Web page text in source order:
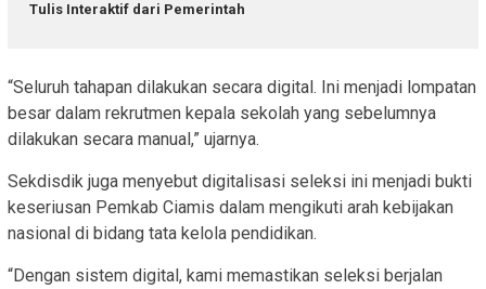
Tulis Interaktif dari Pemerintah
“Seluruh tahapan dilakukan secara digital. Ini menjadi lompatan
besar dalam rekrutmen kepala sekolah yang sebelumnya
dilakukan secara manual,” ujarnya.
Sekdisdik juga menyebut digitalisasi seleksi ini menjadi bukti
keseriusan Pemkab Ciamis dalam mengikuti arah kebijakan
nasional di bidang tata kelola pendidikan.
“Dengan sistem digital, kami memastikan seleksi berjalan